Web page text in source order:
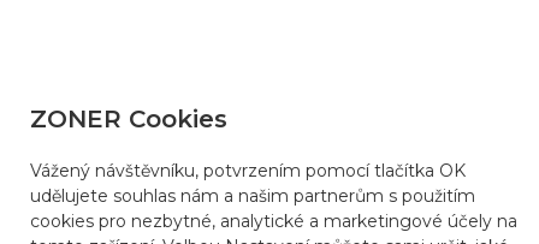
ZONER Cookies
Vážený návštěvníku, potvrzením pomocí tlačítka OK
udělujete souhlas nám a našim partnerům s použitím
cookies pro nezbytné, analytické a marketingové účely na